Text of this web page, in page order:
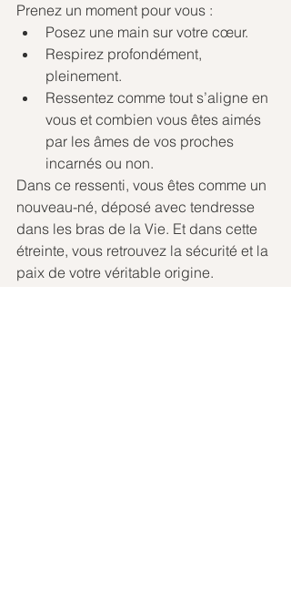
Prenez un moment pour vous :
Posez une main sur votre cœur.
Respirez profondément,
pleinement.
Ressentez comme tout s’aligne en
vous et combien vous êtes aimés
par les âmes de vos proches
incarnés ou non.
Dans ce ressenti, vous êtes comme un
nouveau-né, déposé avec tendresse
dans les bras de la Vie. Et dans cette
étreinte, vous retrouvez la sécurité et la
paix de votre véritable origine.